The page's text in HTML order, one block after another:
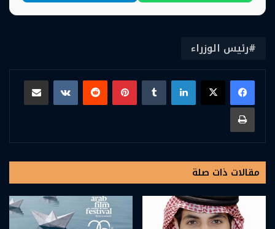
رئيس الوزراء
لينكدإن بينتيريست
مشاركة عبر البريد
طباعة
مقالات ذات صلة